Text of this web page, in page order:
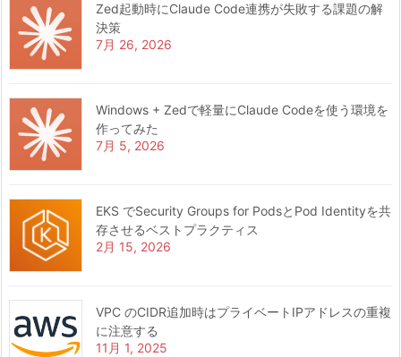
Zed起動時にClaude Code連携が失敗する課題の解
決策
7月 26, 2026
Windows + Zedで軽量にClaude Codeを使う環境を
作ってみた
7月 5, 2026
EKS でSecurity Groups for PodsとPod Identityを共
存させるベストプラクティス
2月 15, 2026
VPC のCIDR追加時はプライベートIPアドレスの重複
に注意する
11月 1, 2025